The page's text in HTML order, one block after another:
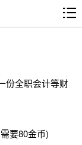
份全职会计等财
要80金币)